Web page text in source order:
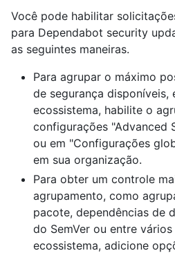
Você pode habilitar
para Dependabot security
as seguintes maneiras.
Para agrupar o máximo
de segurança
ecossistema, habilite o
configurações "Advanced
ou em "Configurações
em sua organização.
Para obter um controle
agrupamento, como
pacote, dependências de
do SemVer ou entre
ecossistema, adicione